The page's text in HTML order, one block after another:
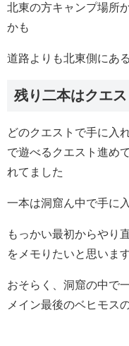
北東の方キャンプ場所
かも
道路よりも北東側にある
残り二本はクエ
どのクエストで手に入
で遊べるクエスト進め
れてました
一本は洞窟ん中で手に
もっかい最初からやり
をメモりたいと思いま
おそらく、洞窟の中で
メイン最後のベヒモス